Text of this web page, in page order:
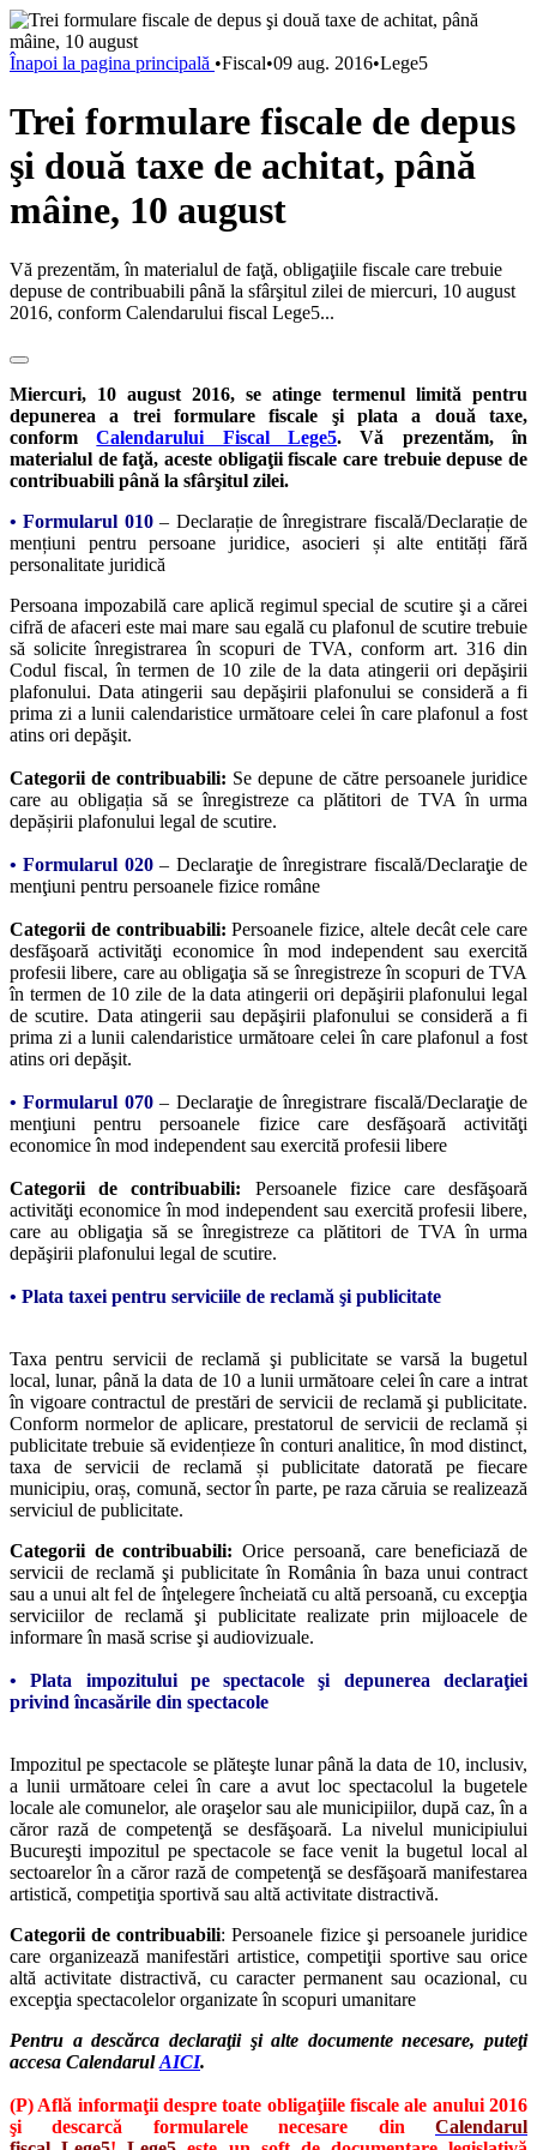
Înapoi la pagina principală •Fiscal•09 aug. 2016•Lege5
Trei formulare fiscale de depus
şi două taxe de achitat, până
mâine, 10 august
Vă prezentăm, în materialul de faţă, obligaţiile fiscale care trebuie
depuse de contribuabili până la sfârşitul zilei de miercuri, 10 august
2016, conform Calendarului fiscal Lege5...
Miercuri, 10 august 2016, se atinge termenul limită pentru
depunerea a trei formulare fiscale şi plata a două taxe,
conformCalendarului Fiscal Lege5. Vă prezentăm, în
materialul de faţă, aceste obligaţii fiscale care trebuie depuse de
contribuabili până la sfârşitul zilei.
• Formularul 010 – Declarație de înregistrare fiscală/Declarație de
mențiuni pentru persoane juridice, asocieri și alte entități fără
personalitate juridică
Persoana impozabilă care aplică regimul special de scutire şi a cărei
cifră de afaceri este mai mare sau egală cu plafonul de scutire trebuie
să solicite înregistrarea în scopuri de TVA, conform art. 316 din
Codul fiscal, în termen de 10 zile de la data atingerii ori depăşirii
plafonului. Data atingerii sau depăşirii plafonului se consideră a fi
prima zi a lunii calendaristice următoare celei în care plafonul a fost
atins ori depăşit.
Categorii de contribuabili: Se depune de către persoanele juridice
care au obligația să se înregistreze ca plătitori de TVA în urma
depășirii plafonului legal de scutire.
• Formularul 020– Declaraţie de înregistrare fiscală/Declaraţie de
menţiuni pentru persoanele fizice române
Categorii de contribuabili: Persoanele fizice, altele decât cele care
desfăşoară activităţi economice în mod independent sau exercită
profesii libere, care au obligaţia să se înregistreze în scopuri de TVA
în termen de 10 zile de la data atingerii ori depăşirii plafonului legal
de scutire. Data atingerii sau depăşirii plafonului se consideră a fi
prima zi a lunii calendaristice următoare celei în care plafonul a fost
atins ori depăşit.
• Formularul 070– Declaraţie de înregistrare fiscală/Declaraţie de
menţiuni pentru persoanele fizice care desfăşoară activităţi
economice în mod independent sau exercită profesii libere
Categorii de contribuabili: Persoanele fizice care desfăşoară
activităţi economice în mod independent sau exercită profesii libere,
care au obligaţia să se înregistreze ca plătitori de TVA în urma
depăşirii plafonului legal de scutire.
• Plata taxei pentru serviciile de reclamă şi publicitate
Taxa pentru servicii de reclamă şi publicitate se varsă la bugetul
local, lunar, până la data de 10 a lunii următoare celei în care a intrat
în vigoare contractul de prestări de servicii de reclamă şi publicitate.
Conform normelor de aplicare, prestatorul de servicii de reclamă și
publicitate trebuie să evidențieze în conturi analitice, în mod distinct,
taxa de servicii de reclamă și publicitate datorată pe fiecare
municipiu, oraș, comună, sector în parte, pe raza căruia se realizează
serviciul de publicitate.
Categorii de contribuabili: Orice persoană, care beneficiază de
servicii de reclamă şi publicitate în România în baza unui contract
sau a unui alt fel de înţelegere încheiată cu altă persoană, cu excepţia
serviciilor de reclamă şi publicitate realizate prin mijloacele de
informare în masă scrise şi audiovizuale.
• Plata impozitului pe spectacole şi depunerea declaraţiei
privind încasările din spectacole
Impozitul pe spectacole se plăteşte lunar până la data de 10, inclusiv,
a lunii următoare celei în care a avut loc spectacolul la bugetele
locale ale comunelor, ale oraşelor sau ale municipiilor, după caz, în a
căror rază de competenţă se desfăşoară. La nivelul municipiului
Bucureşti impozitul pe spectacole se face venit la bugetul local al
sectoarelor în a căror rază de competenţă se desfăşoară manifestarea
artistică, competiţia sportivă sau altă activitate distractivă.
Categorii de contribuabili: Persoanele fizice şi persoanele juridice
care organizează manifestări artistice, competiţii sportive sau orice
altă activitate distractivă, cu caracter permanent sau ocazional, cu
excepţia spectacolelor organizate în scopuri umanitare
Pentru a descărca declaraţii şi alte documente necesare, puteţi
accesa CalendarulAICI.
(P) Află informaţii despre toate obligaţiile fiscale ale anului 2016
şi descarcă formularele necesare din Calendarul